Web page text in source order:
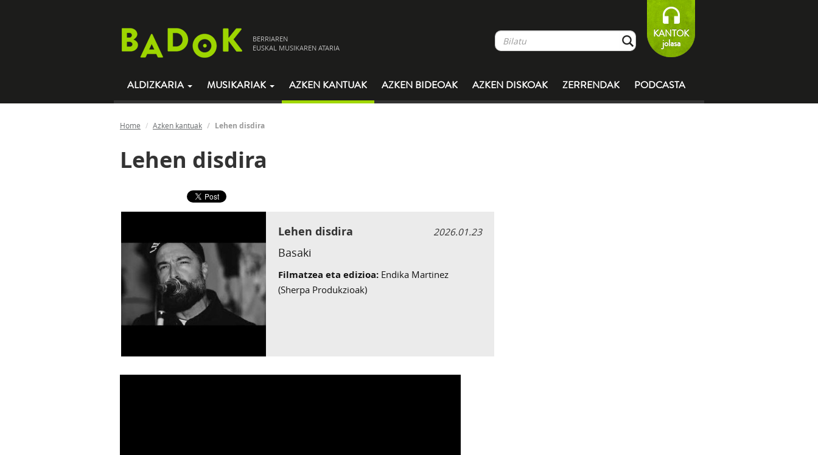
BERRIAREN
EUSKAL MUSIKAREN ATARIA
KANTOK
jolasa
ALDIZKARIA MUSIKARIAK AZKEN KANTUAK AZKEN BIDEOAK AZKEN DISKOAK ZERRENDAK PODCASTA
Home Azken kantuak Lehen disdira
Lehen disdira
Lehen disdira 2026.01.23
Basaki
Filmatzea eta edizioa: Endika Martinez
(Sherpa Produkzioak)